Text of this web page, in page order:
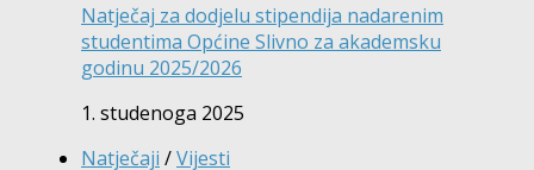
Natječaj za dodjelu stipendija nadarenim
studentima Općine Slivno za akademsku
godinu 2025/2026
1. studenoga 2025
Natječaji /Vijesti